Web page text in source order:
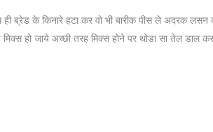
के किनारे हटा कर वो भी बारीक पीस ले अदरक लसन
हो जाये अच्छी तरह मिक्स होने पर थोडा सा तेल डाल